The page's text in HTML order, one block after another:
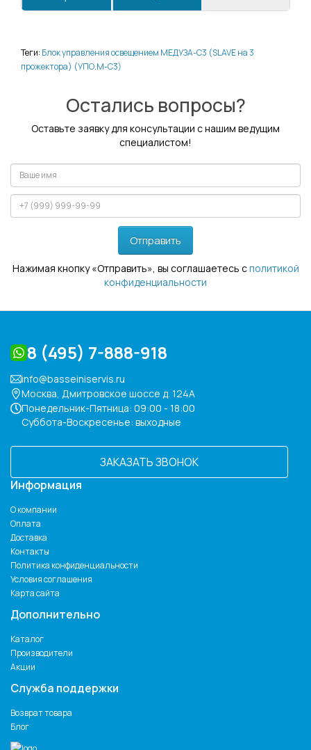
Теги: Блок управления освещением МЕДУЗА-С3 (SLAVE на 3
прожектора) (УПО.М-С3)
Остались вопросы?
Оставьте заявку для консультации с нашим ведущим
специалистом!
Отправить
Нажимая кнопку «Отправить», вы соглашаетесь сполитикой
конфиденциальности
8 (495) 7-888-918
info@basseiniservis.ru
Москва, Дмитровское шоссе д. 124А
Понедельник-Пятница: 09:00 - 18:00
Суббота-Воскресенье: выходные
ЗАКАЗАТЬ ЗВОНОК
Информация
О компании
Оплата
Доставка
Контакты
Политика конфиденциальности
Условия соглашения
Карта сайта
Дополнительно
Каталог
Производители
Акции
Служба поддержки
Возврат товара
Блог